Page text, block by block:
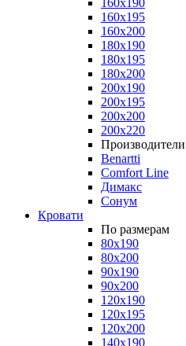
160x190
160x195
160x200
180x190
180x195
180x200
200x190
200x195
200x200
200x220
Производители
Benartti
Comfort Line
Димакс
Сонум
Кровати
По размерам
80x190
80x200
90x190
90x200
120x190
120x195
120x200
140x190